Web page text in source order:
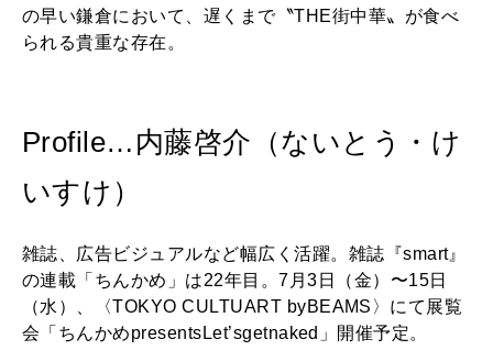
の早い鎌倉において、遅くまで〝THE街中華〟が食べ
られる貴重な存在。
Profile…内藤啓介（ないとう・け
いすけ）
雑誌、広告ビジュアルなど幅広く活躍。雑誌『smart』
の連載「ちんかめ」は22年目。7月3日（金）〜15日
（水）、〈TOKYO CULTUART byBEAMS〉にて展覧
会「ちんかめpresentsLet’sgetnaked」開催予定。